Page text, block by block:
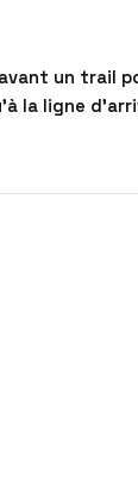
un trail
la ligne